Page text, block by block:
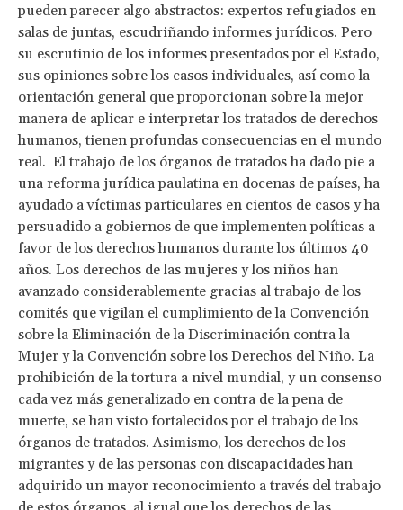
pueden parecer algo abstractos: expertos refugiados en
salas de juntas, escudriñando informes jurídicos. Pero
su escrutinio de los informes presentados por el Estado,
sus opiniones sobre los casos individuales, así como la
orientación general que proporcionan sobre la mejor
manera de aplicar e interpretar los tratados de derechos
humanos, tienen profundas consecuencias en el mundo
real. El trabajo de los órganos de tratados ha dado pie a
una reforma jurídica paulatina en docenas de países, ha
ayudado a víctimas particulares en cientos de casos y ha
persuadido a gobiernos de que implementen políticas a
favor de los derechos humanos durante los últimos 40
años. Los derechos de las mujeres y los niños han
avanzado considerablemente gracias al trabajo de los
comités que vigilan el cumplimiento de la Convención
sobre la Eliminación de la Discriminación contra la
Mujer y la Convención sobre los Derechos del Niño. La
prohibición de la tortura a nivel mundial, y un consenso
cada vez más generalizado en contra de la pena de
muerte, se han visto fortalecidos por el trabajo de los
órganos de tratados. Asimismo, los derechos de los
migrantes y de las personas con discapacidades han
adquirido un mayor reconocimiento a través del trabajo